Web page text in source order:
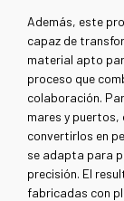
Además, este
capaz de
material apto
proceso que
colaboración.
mares y
convertirlos en
se adapta para
precisión. El
fabricadas con